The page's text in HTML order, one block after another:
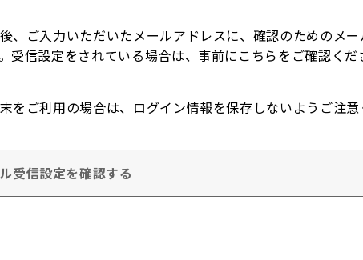
、ご入力いただいたメールアドレスに、確認のためのメ
受信設定をされている場合は、事前にこちらをご確認くだ
をご利用の場合は、ログイン情報を保存しないようご注意
受信設定を確認する